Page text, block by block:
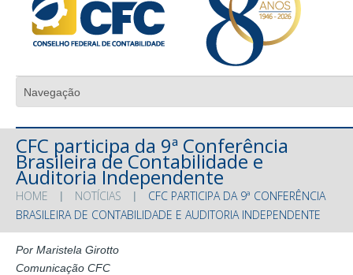
CFC participa da 9ª Conferência
Brasileira de Contabilidade e
Auditoria Independente
HOME NOTÍCIAS
CFC PARTICIPA DA 9ª CONFERÊNCIA
BRASILEIRA DE CONTABILIDADE E AUDITORIA INDEPENDENTE
Por Maristela Girotto
Comunicação CFC